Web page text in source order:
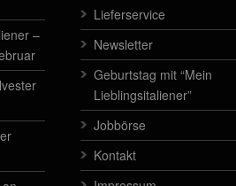
–
Lieferservice
Newsletter
Geburtstag mit “Mein
Lieblingsitaliener”
Jobbörse
Kontakt